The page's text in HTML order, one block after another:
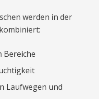
werden in der
Bereiche
Laufwegen und